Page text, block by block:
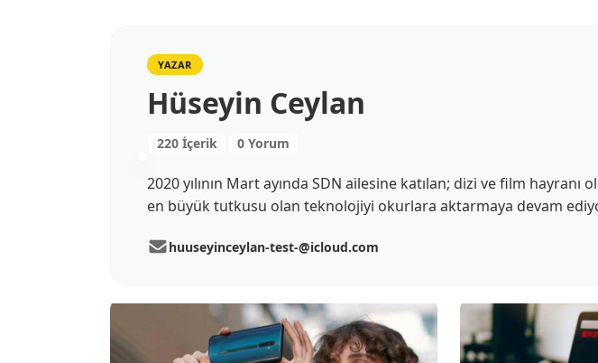
YAZAR
Hüseyin Ceylan
220 İçerik 0 Yorum
2020 yılının Mart ayında SDN ailesine katılan; dizi ve film hayranı
en büyük tutkusu olan teknolojiyi okurlara aktarmaya devam
huuseyinceylan-test-@icloud.com